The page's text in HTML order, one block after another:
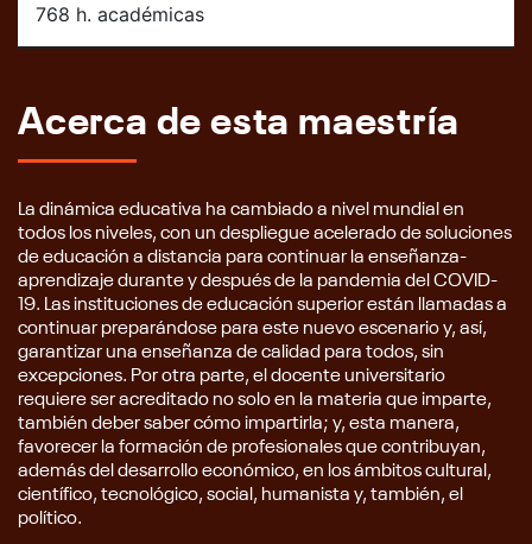
768 h. académicas
Acerca de esta maestría
La dinámica educativa ha cambiado a nivel mundial en
todos los niveles, con un despliegue acelerado de soluciones
de educación a distancia para continuar la enseñanza-
aprendizaje durante y después de la pandemia del COVID-
19. Las instituciones de educación superior están llamadas a
continuar preparándose para este nuevo escenario y, así,
garantizar una enseñanza de calidad para todos, sin
excepciones. Por otra parte, el docente universitario
requiere ser acreditado no solo en la materia que imparte,
también deber saber cómo impartirla; y, esta manera,
favorecer la formación de profesionales que contribuyan,
además del desarrollo económico, en los ámbitos cultural,
científico, tecnológico, social, humanista y, también, el
político.